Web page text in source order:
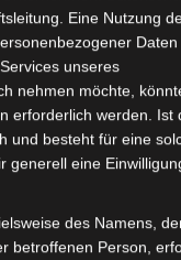
19 % MwSt.
Versandfertig
Funktionalität
Eine Nutzung
Daten
unseres
nehmen möchte,
erforderlich werden. Ist
und besteht für eine
generell eine
des Namens,
betroffenen Person,